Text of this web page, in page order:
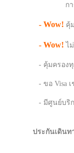
การส่งผู้
- Wow! คุ้
- Wow! ไ
- คุ้มครองทุ
- ขอ Visa
- มีศูนย์บริก
ประกันเดินท